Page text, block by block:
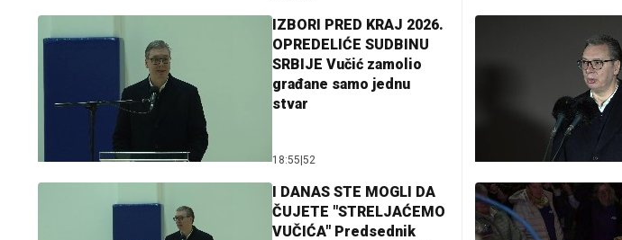
IZBORI PRED KRAJ 2026.
OPREDELIĆE SUDBINU
SRBIJE Vučić zamolio
građane samo jednu
stvar
18:55 52
I DANAS STE MOGLI DA
ČUJETE "STRELJAĆEMO
VUČIĆA" Predsednik